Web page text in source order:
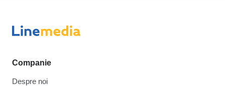
Companie
Despre noi